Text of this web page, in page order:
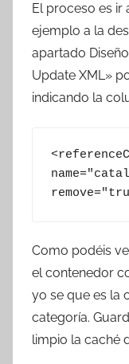
El proceso es ir
ejemplo a la
apartado
Update XML»
indicando la
Como podéis
el contenedor
yo se que es la
categoría.
limpio la caché